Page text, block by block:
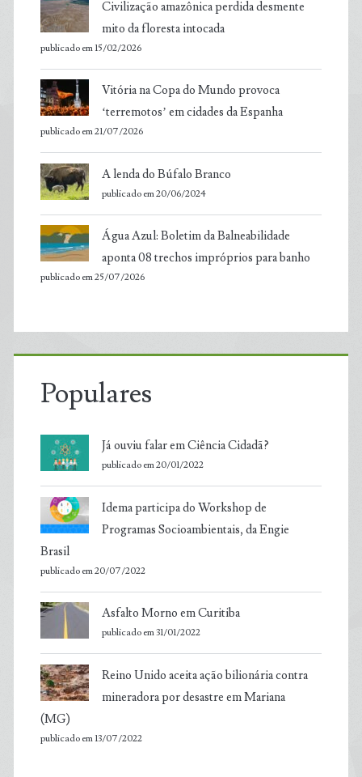
Civilização amazônica perdida desmente
mito da floresta intocada
publicado em 15/02/2026
Vitória na Copa do Mundo provoca
‘terremotos’ em cidades da Espanha
publicado em 21/07/2026
A lenda do Búfalo Branco
publicado em 20/06/2024
Água Azul: Boletim da Balneabilidade
aponta 08 trechos impróprios para banho
publicado em 25/07/2026
Populares
Já ouviu falar em Ciência Cidadã?
publicado em 20/01/2022
Idema participa do Workshop de
Programas Socioambientais, da Engie
Brasil
publicado em 20/07/2022
Asfalto Morno em Curitiba
publicado em 31/01/2022
Reino Unido aceita ação bilionária contra
mineradora por desastre em Mariana
(MG)
publicado em 13/07/2022